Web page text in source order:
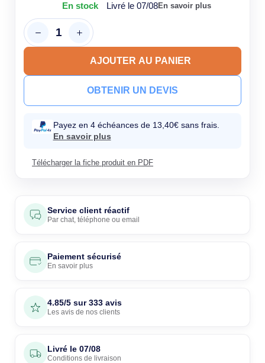
En stock Livré le 07/08En savoir plus
AJOUTER AU PANIER
OBTENIR UN DEVIS
Payez en 4 échéances de 13,40€ sans frais.
En savoir plus
Télécharger la fiche produit en PDF
Service client réactif
Par chat, téléphone ou email
Paiement sécurisé
En savoir plus
4.85/5 sur 333 avis
Les avis de nos clients
Livré le 07/08
Conditions de livraison